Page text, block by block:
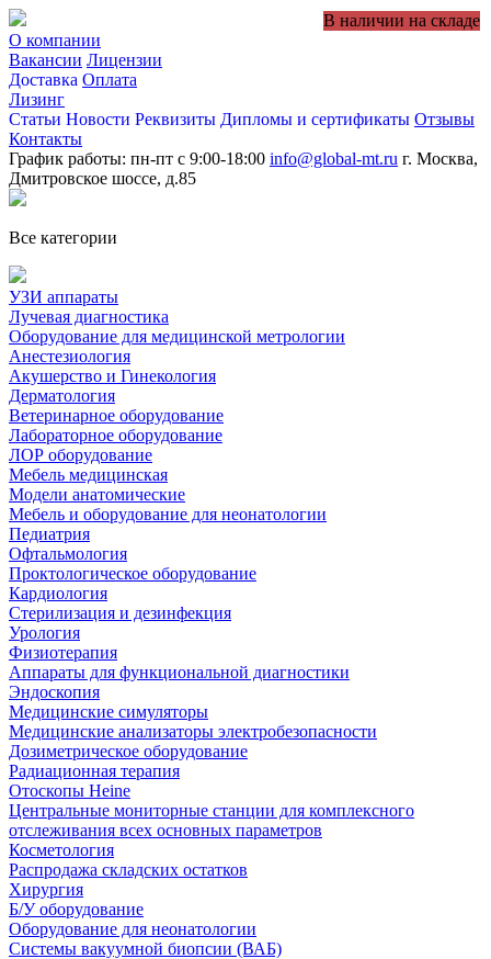
О компании
Вакансии Лицензии
Доставка Оплата
Лизинг
Статьи Новости Реквизиты Дипломы и сертификаты Отзывы
Контакты
График работы: пн-пт с 9:00-18:00 info@global-mt.ru г. Москва,
Дмитровское шоссе, д.85
Все категории
УЗИ аппараты
Лучевая диагностика
Оборудование для медицинской метрологии
Анестезиология
Акушерство и Гинекология
Дерматология
Ветеринарное оборудование
Лабораторное оборудование
ЛОР оборудование
Мебель медицинская
Модели анатомические
Мебель и оборудование для неонатологии
Педиатрия
Офтальмология
Проктологическое оборудование
Кардиология
Стерилизация и дезинфекция
Урология
Физиотерапия
Аппараты для функциональной диагностики
Эндоскопия
Медицинские симуляторы
Медицинские анализаторы электробезопасности
Дозиметрическое оборудование
Радиационная терапия
Отоскопы Heine
Центральные мониторные станции для комплексного
отслеживания всех основных параметров
Косметология
Распродажа складских остатков
Хирургия
Б/У оборудование
Оборудование для неонатологии
Системы вакуумной биопсии (ВАБ)
В наличии на складе